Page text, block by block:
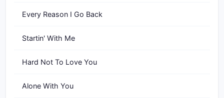
Every Reason I Go Back
Startin' With Me
Hard Not To Love You
Alone With You